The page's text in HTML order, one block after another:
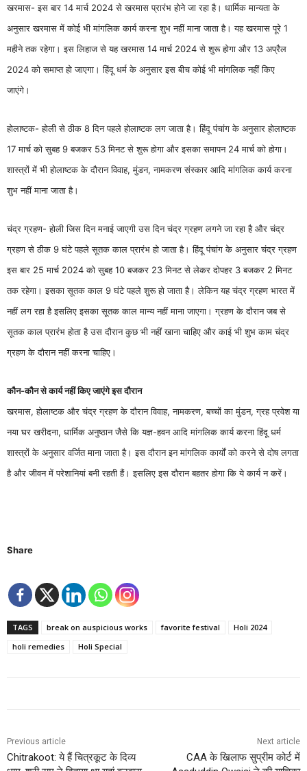
खरमास- इस बार 14 मार्च 2024 से खरमास प्रारंभ होने जा रहा है। धार्मिक मान्यता के
अनुसार खरमास में कोई भी मांगलिक कार्य करना शुभ नहीं माना जाता है। यह खरमास पूरे 1
महीने तक रहेगा। इस लिहाज से यह खरमास 14 मार्च 2024 से शुरू होगा और 13 अप्रैल
2024 को समाप्त हो जाएगा। हिंदू धर्म के अनुसार इस बीच कोई भी मांगलिक नहीं किए
जाएंगे।
होलाष्टक- होली से ठीक 8 दिन पहले होलाष्टक लग जाता है। हिंदू पंचांग के अनुसार होलाष्टक
17 मार्च को सुबह 9 बजकर 53 मिनट से शुरू होगा और इसका समापन 24 मार्च को होगा।
शास्त्रों में भी होलाष्टक के दौरान विवाह, मुंडन, नामकरण संस्कार आदि मांगलिक कार्य करना
शुभ नहीं माना जाता है।
चंद्र ग्रहण- होली जिस दिन मनाई जाएगी उस दिन चंद्र ग्रहण लगने जा रहा है और चंद्र
ग्रहण से ठीक 9 घंटे पहले सूतक काल प्रारंभ हो जाता है। हिंदू पंचांग के अनुसार चंद्र ग्रहण
इस बार 25 मार्च 2024 को सुबह 10 बजकर 23 मिनट से लेकर दोपहर 3 बजकर 2 मिनट
तक रहेगा। इसका सूतक काल 9 घंटे पहले शुरू हो जाता है। लेकिन यह चंद्र ग्रहण भारत में
नहीं लग रहा है इसलिए इसका सूतक काल मान्य नहीं माना जाएगा। ग्रहण के दौरान जब से
सूतक काल प्रारंभ होता है उस दौरान कुछ भी नहीं खाना चाहिए और काई भी शुभ काम चंद्र
ग्रहण के दौरान नहीं करना चाहिए।
कौन-कौन से कार्य नहीं किए जाएंगे इस दौरान
खरमास, होलाष्टक और चंद्र ग्रहण के दौरान विवाह, नामकरण, बच्चों का मुंडन, ग्रह प्रवेश या
नया घर खरीदना, धार्मिक अनुष्ठान जैसे कि यज्ञ-हवन आदि मांगलिक कार्य करना हिंदू धर्म
शास्त्रों के अनुसार वर्जित माना जाता है। इस दौरान इन मांगलिक कार्यों को करने से दोष लगता
है और जीवन में परेशानियां बनी रहती हैं। इसलिए इस दौरान बहतर होगा कि ये कार्य न करें।
Share
TAGS break on auspicious works favorite festival
Holi 2024
holi remedies
Holi Special
Previous article
Chitrakoot: ये हैं चित्रकूट के दिव्य
Next article
CAA के खिलाफ सुप्रीम कोर्ट में